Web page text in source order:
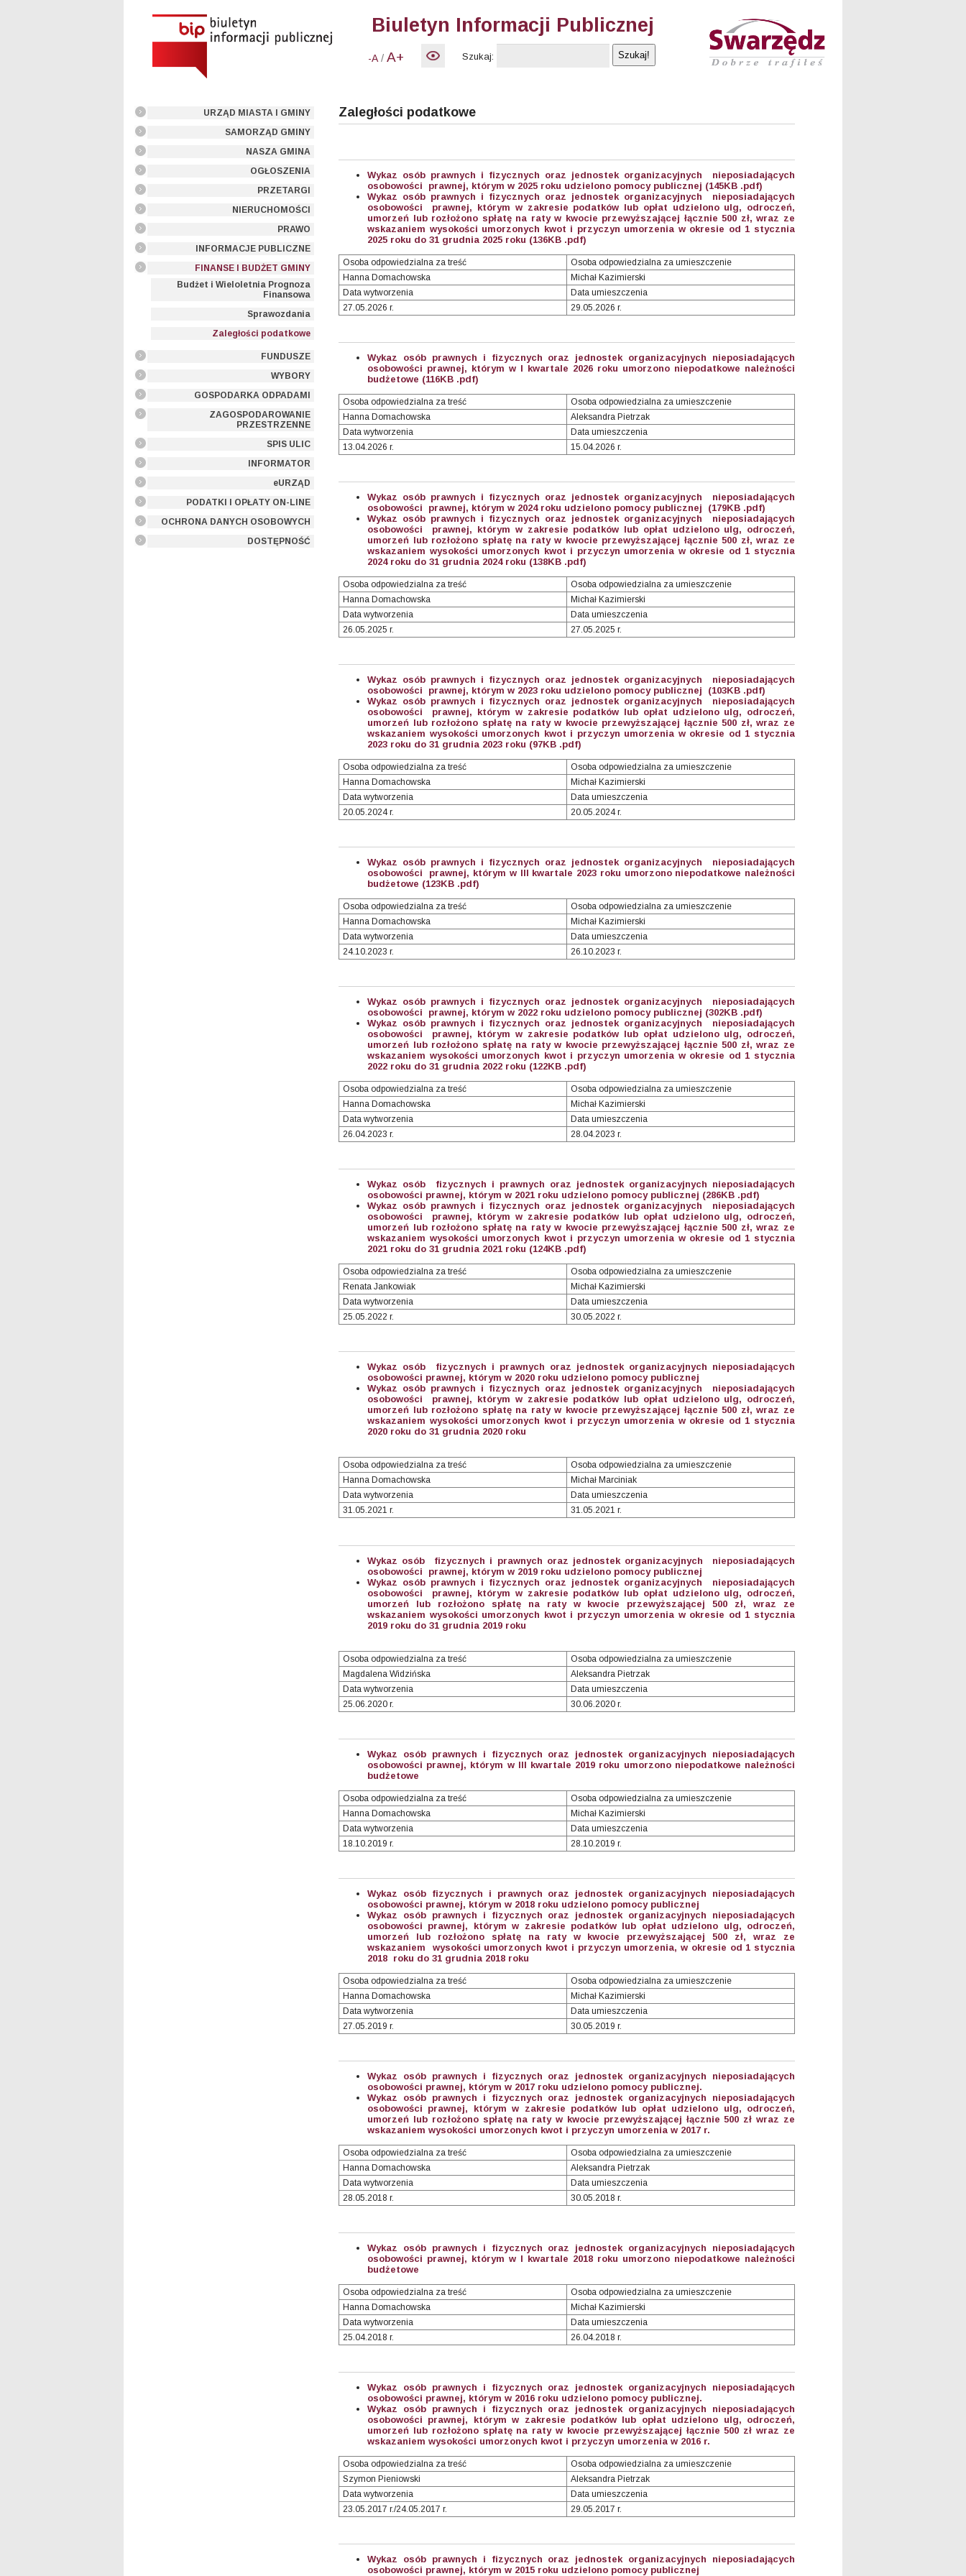
Biuletyn Informacji Publicznej
-A / A+ Szukaj:
URZĄD MIASTA I GMINY
SAMORZĄD GMINY
NASZA GMINA
OGŁOSZENIA
PRZETARGI
NIERUCHOMOŚCI
PRAWO
INFORMACJE PUBLICZNE
FINANSE I BUDŻET GMINY
Budżet i Wieloletnia Prognoza
Finansowa
Sprawozdania
Zaległości podatkowe
FUNDUSZE
WYBORY
GOSPODARKA ODPADAMI
ZAGOSPODAROWANIE
PRZESTRZENNE
SPIS ULIC
INFORMATOR
eURZĄD
PODATKI I OPŁATY ON-LINE
OCHRONA DANYCH OSOBOWYCH
DOSTĘPNOŚĆ
Zaległości podatkowe
Wykaz osób prawnych i fizycznych oraz jednostek organizacyjnych nieposiadających
osobowości prawnej, którym w 2025 roku udzielono pomocy publicznej (145KB .pdf)
Wykaz osób prawnych i fizycznych oraz jednostek organizacyjnych nieposiadających
osobowości prawnej, którym w zakresie podatków lub opłat udzielono ulg, odroczeń,
umorzeń lub rozłożono spłatę na raty w kwocie przewyższającej łącznie 500 zł, wraz ze
wskazaniem wysokości umorzonych kwot i przyczyn umorzenia w okresie od 1 stycznia
2025 roku do 31 grudnia 2025 roku (136KB .pdf)
Osoba odpowiedzialna za treść
Osoba odpowiedzialna za umieszczenie
Hanna Domachowska
Michał Kazimierski
Data wytworzenia
Data umieszczenia
27.05.2026 r.
29.05.2026 r.
Wykaz osób prawnych i fizycznych oraz jednostek organizacyjnych nieposiadających
osobowości prawnej, którym w I kwartale 2026 roku umorzono niepodatkowe należności
budżetowe (116KB .pdf)
Osoba odpowiedzialna za treść
Osoba odpowiedzialna za umieszczenie
Hanna Domachowska
Aleksandra Pietrzak
Data wytworzenia
Data umieszczenia
13.04.2026 r.
15.04.2026 r.
Wykaz osób prawnych i fizycznych oraz jednostek organizacyjnych nieposiadających
osobowości prawnej, którym w 2024 roku udzielono pomocy publicznej (179KB .pdf)
Wykaz osób prawnych i fizycznych oraz jednostek organizacyjnych nieposiadających
osobowości prawnej, którym w zakresie podatków lub opłat udzielono ulg, odroczeń,
umorzeń lub rozłożono spłatę na raty w kwocie przewyższającej łącznie 500 zł, wraz ze
wskazaniem wysokości umorzonych kwot i przyczyn umorzenia w okresie od 1 stycznia
2024 roku do 31 grudnia 2024 roku (138KB .pdf)
Osoba odpowiedzialna za treść
Osoba odpowiedzialna za umieszczenie
Hanna Domachowska
Michał Kazimierski
Data wytworzenia
Data umieszczenia
26.05.2025 r.
27.05.2025 r.
Wykaz osób prawnych i fizycznych oraz jednostek organizacyjnych nieposiadających
osobowości prawnej, którym w 2023 roku udzielono pomocy publicznej (103KB .pdf)
Wykaz osób prawnych i fizycznych oraz jednostek organizacyjnych nieposiadających
osobowości prawnej, którym w zakresie podatków lub opłat udzielono ulg, odroczeń,
umorzeń lub rozłożono spłatę na raty w kwocie przewyższającej łącznie 500 zł, wraz ze
wskazaniem wysokości umorzonych kwot i przyczyn umorzenia w okresie od 1 stycznia
2023 roku do 31 grudnia 2023 roku (97KB .pdf)
Osoba odpowiedzialna za treść
Osoba odpowiedzialna za umieszczenie
Hanna Domachowska
Michał Kazimierski
Data wytworzenia
Data umieszczenia
20.05.2024 r.
20.05.2024 r.
Wykaz osób prawnych i fizycznych oraz jednostek organizacyjnych nieposiadających
osobowości prawnej, którym w III kwartale 2023 roku umorzono niepodatkowe należności
budżetowe (123KB .pdf)
Osoba odpowiedzialna za treść
Osoba odpowiedzialna za umieszczenie
Hanna Domachowska
Michał Kazimierski
Data wytworzenia
Data umieszczenia
24.10.2023 r.
26.10.2023 r.
Wykaz osób prawnych i fizycznych oraz jednostek organizacyjnych nieposiadających
osobowości prawnej, którym w 2022 roku udzielono pomocy publicznej (302KB .pdf)
Wykaz osób prawnych i fizycznych oraz jednostek organizacyjnych nieposiadających
osobowości prawnej, którym w zakresie podatków lub opłat udzielono ulg, odroczeń,
umorzeń lub rozłożono spłatę na raty w kwocie przewyższającej łącznie 500 zł, wraz ze
wskazaniem wysokości umorzonych kwot i przyczyn umorzenia w okresie od 1 stycznia
2022 roku do 31 grudnia 2022 roku (122KB .pdf)
Osoba odpowiedzialna za treść
Osoba odpowiedzialna za umieszczenie
Hanna Domachowska
Michał Kazimierski
Data wytworzenia
Data umieszczenia
26.04.2023 r.
28.04.2023 r.
Wykaz osób fizycznych i prawnych oraz jednostek organizacyjnych nieposiadających
osobowości prawnej, którym w 2021 roku udzielono pomocy publicznej (286KB .pdf)
Wykaz osób prawnych i fizycznych oraz jednostek organizacyjnych nieposiadających
osobowości prawnej, którym w zakresie podatków lub opłat udzielono ulg, odroczeń,
umorzeń lub rozłożono spłatę na raty w kwocie przewyższającej łącznie 500 zł, wraz ze
wskazaniem wysokości umorzonych kwot i przyczyn umorzenia w okresie od 1 stycznia
2021 roku do 31 grudnia 2021 roku (124KB .pdf)
Osoba odpowiedzialna za treść
Osoba odpowiedzialna za umieszczenie
Renata Jankowiak
Michał Kazimierski
Data wytworzenia
Data umieszczenia
25.05.2022 r.
30.05.2022 r.
Wykaz osób fizycznych i prawnych oraz jednostek organizacyjnych nieposiadających
osobowości prawnej, którym w 2020 roku udzielono pomocy publicznej
Wykaz osób prawnych i fizycznych oraz jednostek organizacyjnych nieposiadających
osobowości prawnej, którym w zakresie podatków lub opłat udzielono ulg, odroczeń,
umorzeń lub rozłożono spłatę na raty w kwocie przewyższającej łącznie 500 zł, wraz ze
wskazaniem wysokości umorzonych kwot i przyczyn umorzenia w okresie od 1 stycznia
2020 roku do 31 grudnia 2020 roku
Osoba odpowiedzialna za treść
Osoba odpowiedzialna za umieszczenie
Hanna Domachowska
Michał Marciniak
Data wytworzenia
Data umieszczenia
31.05.2021 r.
31.05.2021 r.
Wykaz osób fizycznych i prawnych oraz jednostek organizacyjnych nieposiadających
osobowości prawnej, którym w 2019 roku udzielono pomocy publicznej
Wykaz osób prawnych i fizycznych oraz jednostek organizacyjnych nieposiadających
osobowości prawnej, którym w zakresie podatków lub opłat udzielono ulg, odroczeń,
umorzeń lub rozłożono spłatę na raty w kwocie przewyższającej 500 zł, wraz ze
wskazaniem wysokości umorzonych kwot i przyczyn umorzenia w okresie od 1 stycznia
2019 roku do 31 grudnia 2019 roku
Osoba odpowiedzialna za treść
Osoba odpowiedzialna za umieszczenie
Magdalena Widzińska
Aleksandra Pietrzak
Data wytworzenia
Data umieszczenia
25.06.2020 r.
30.06.2020 r.
Wykaz osób prawnych i fizycznych oraz jednostek organizacyjnych nieposiadających
osobowości prawnej, którym w III kwartale 2019 roku umorzono niepodatkowe należności
budżetowe
Osoba odpowiedzialna za treść
Osoba odpowiedzialna za umieszczenie
Hanna Domachowska
Michał Kazimierski
Data wytworzenia
Data umieszczenia
18.10.2019 r.
28.10.2019 r.
Wykaz osób fizycznych i prawnych oraz jednostek organizacyjnych nieposiadających
osobowości prawnej, którym w 2018 roku udzielono pomocy publicznej
Wykaz osób prawnych i fizycznych oraz jednostek organizacyjnych nieposiadających
osobowości prawnej, którym w zakresie podatków lub opłat udzielono ulg, odroczeń,
umorzeń lub rozłożono spłatę na raty w kwocie przewyższającej 500 zł, wraz ze
wskazaniem wysokości umorzonych kwot i przyczyn umorzenia, w okresie od 1 stycznia
2018 roku do 31 grudnia 2018 roku
Osoba odpowiedzialna za treść
Osoba odpowiedzialna za umieszczenie
Hanna Domachowska
Michał Kazimierski
Data wytworzenia
Data umieszczenia
27.05.2019 r.
30.05.2019 r.
Wykaz osób prawnych i fizycznych oraz jednostek organizacyjnych nieposiadających
osobowości prawnej, którym w 2017 roku udzielono pomocy publicznej.
Wykaz osób prawnych i fizycznych oraz jednostek organizacyjnych nieposiadających
osobowości prawnej, którym w zakresie podatków lub opłat udzielono ulg, odroczeń,
umorzeń lub rozłożono spłatę na raty w kwocie przewyższającej łącznie 500 zł wraz ze
wskazaniem wysokości umorzonych kwot i przyczyn umorzenia w 2017 r.
Osoba odpowiedzialna za treść
Osoba odpowiedzialna za umieszczenie
Hanna Domachowska
Aleksandra Pietrzak
Data wytworzenia
Data umieszczenia
28.05.2018 r.
30.05.2018 r.
Wykaz osób prawnych i fizycznych oraz jednostek organizacyjnych nieposiadających
osobowości prawnej, którym w I kwartale 2018 roku umorzono niepodatkowe należności
budżetowe
Osoba odpowiedzialna za treść
Osoba odpowiedzialna za umieszczenie
Hanna Domachowska
Michał Kazimierski
Data wytworzenia
Data umieszczenia
25.04.2018 r.
26.04.2018 r.
Wykaz osób prawnych i fizycznych oraz jednostek organizacyjnych nieposiadających
osobowości prawnej, którym w 2016 roku udzielono pomocy publicznej.
Wykaz osób prawnych i fizycznych oraz jednostek organizacyjnych nieposiadających
osobowości prawnej, którym w zakresie podatków lub opłat udzielono ulg, odroczeń,
umorzeń lub rozłożono spłatę na raty w kwocie przewyższającej łącznie 500 zł wraz ze
wskazaniem wysokości umorzonych kwot i przyczyn umorzenia w 2016 r.
Osoba odpowiedzialna za treść
Osoba odpowiedzialna za umieszczenie
Szymon Pieniowski
Aleksandra Pietrzak
Data wytworzenia
Data umieszczenia
23.05.2017 r./24.05.2017 r.
29.05.2017 r.
Wykaz osób prawnych i fizycznych oraz jednostek organizacyjnych nieposiadających
osobowości prawnej, którym w 2015 roku udzielono pomocy publicznej